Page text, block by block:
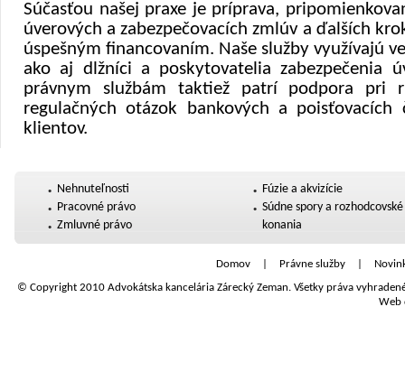
Súčasťou našej praxe je príprava,
úverových a zabezpečovacích zmlúv a ďalších
úspešným financovaním. Naše služby využívajú
ako aj dlžníci a poskytovatelia zabezpečenia
právnym službám taktiež patrí podpora pri
regulačných otázok bankových a poisťovacích
klientov.
Nehnuteľnosti
Pracovné právo
Zmluvné právo
Fúzie a akvizície
Súdne spory a rozhodcovské
konania
Domov Právne služby
© Copyright 2010 Advokátska kancelária Zárecký Zeman. Všetky práva
Web